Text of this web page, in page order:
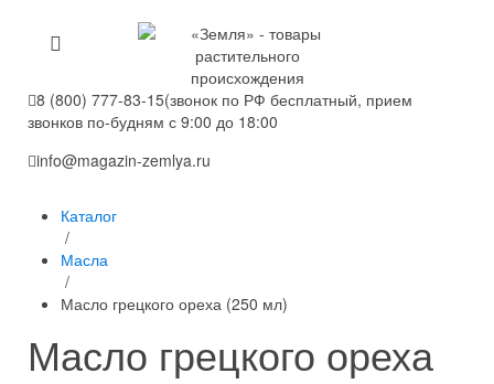
8 (800) 777-83-15(звонок по РФ бесплатный, прием
звонков по-будням с 9:00 до 18:00
info@magazin-zemlya.ru
Каталог
/
Масла
/
Масло грецкого ореха (250 мл)
Масло грецкого ореха